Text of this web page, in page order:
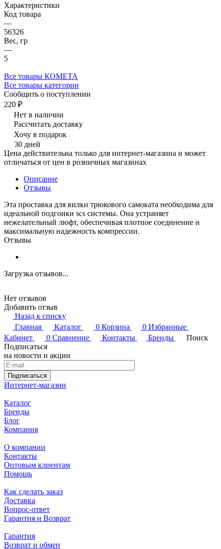
Характеристики
Код товара
—
56326
Вес, гр
—
5
Все товары КОМЕТА
Все товары категории
Сообщить о поступлении
220 ₽
Нет в наличии
Рассчитать доставку
Хочу в подарок
30 дней
Цена действительна только для интернет-магазина и может
отличаться от цен в розничных магазинах
Описание
Отзывы
Эта проставка для вилки трюкового самоката необходима для
идеальной подгонки scs системы. Она устраняет
нежелательный люфт, обеспечивая плотное соединение и
максимальную надежность компрессии.
Отзывы
Загрузка отзывов...
Нет отзывов
Добавить отзыв
Назад к списку
Главная
Каталог 0 Корзина 0 Избранные
Кабинет
0 Сравнение Контакты Бренды
Поиск
Подписаться
на новости и акции
Подписаться
Интернет-магазин
Каталог
Бренды
Блог
Компания
О компании
Контакты
Оптовым клиентам
Помощь
Как сделать заказ
Доставка
Вопрос-ответ
Гарантия и Возврат
Гарантия
Возврат и обмен